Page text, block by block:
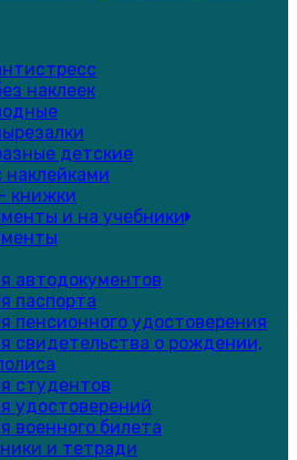
наклеек
детские
наклейками
книжки
и на учебники
автодокументов
паспорта
пенсионного удостоверения
свидетельства о рождении,
студентов
удостоверений
военного билета
и тетради